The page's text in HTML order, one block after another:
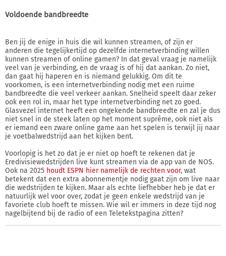
Voldoende bandbreedte
Ben jij de enige in huis die wil kunnen streamen, of zijn er
anderen die tegelijkertijd op dezelfde internetverbinding willen
kunnen streamen of online gamen? In dat geval vraag je namelijk
veel van je verbinding, en de vraag is of hij dat aankan. Zo niet,
dan gaat hij haperen en is niemand gelukkig. Om dit te
voorkomen, is een internetverbinding nodig met een ruime
bandbreedte die veel verkeer aankan. Snelheid speelt daar zeker
ook een rol in, maar het type internetverbinding net zo goed.
Glasvezel internet heeft een ongekende bandbreedte en zal je dus
niet snel in de steek laten op het moment suprême, ook niet als
er iemand een zware online game aan het spelen is terwijl jij naar
je voetbalwedstrijd aan het kijken bent.
Voorlopig is het zo dat je er niet op hoeft te rekenen dat je
Eredivisiewedstrijden live kunt streamen via de app van de NOS.
Ook na 2025 houdt ESPN hier namelijk de rechten voor, wat
betekent dat een extra abonnementje nodig gaat zijn om live naar
die wedstrijden te kijken. Maar als echte liefhebber heb je dat er
natuurlijk wel voor over, zodat je geen enkele wedstrijd van je
favoriete club hoeft te missen. Wie wil er immers in deze tijd nog
nagelbijtend bij de radio of een Teletekstpagina zitten?